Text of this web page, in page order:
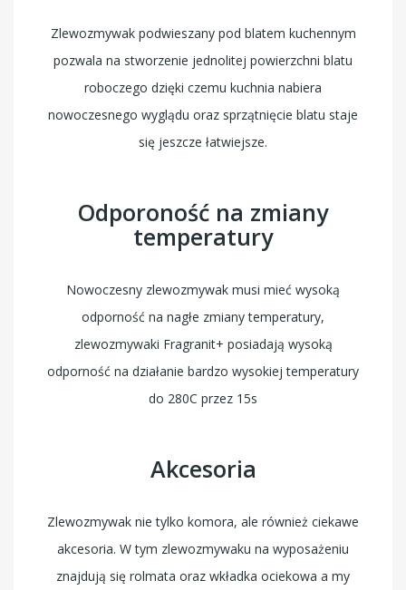
Zlewozmywak podwieszany pod blatem kuchennym
pozwala na stworzenie jednolitej powierzchni blatu
roboczego dzięki czemu kuchnia nabiera
nowoczesnego wyglądu oraz sprzątnięcie blatu staje
się jeszcze łatwiejsze.
Odporoność na zmiany
temperatury
Nowoczesny zlewozmywak musi mieć wysoką
odporność na nagłe zmiany temperatury,
zlewozmywaki Fragranit+ posiadają wysoką
odporność na działanie bardzo wysokiej temperatury
do 280C przez 15s
Akcesoria
Zlewozmywak nie tylko komora, ale również ciekawe
akcesoria. W tym zlewozmywaku na wyposażeniu
znajdują się rolmata oraz wkładka ociekowa a my